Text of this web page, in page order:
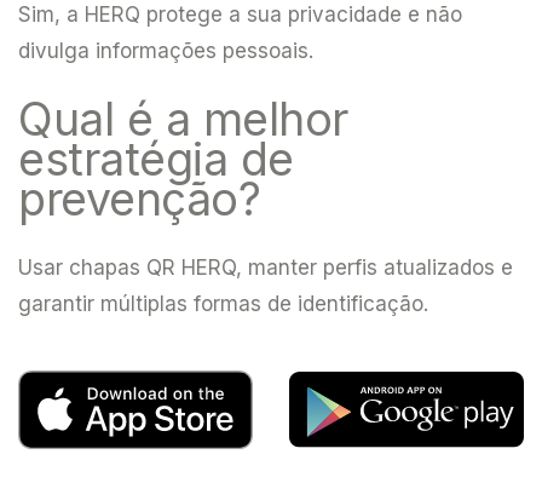
Sim, a HERQ protege a sua privacidade e não
divulga informações pessoais.
Qual é a melhor
estratégia de
prevenção?
Usar chapas QR HERQ, manter perfis atualizados e
garantir múltiplas formas de identificação.